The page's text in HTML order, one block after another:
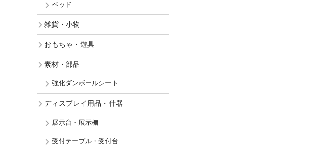
ベッド
雑貨・小物
おもちゃ・遊具
素材・部品
強化ダンボールシート
ディスプレイ用品・什器
展示台・展示棚
受付テーブル・受付台